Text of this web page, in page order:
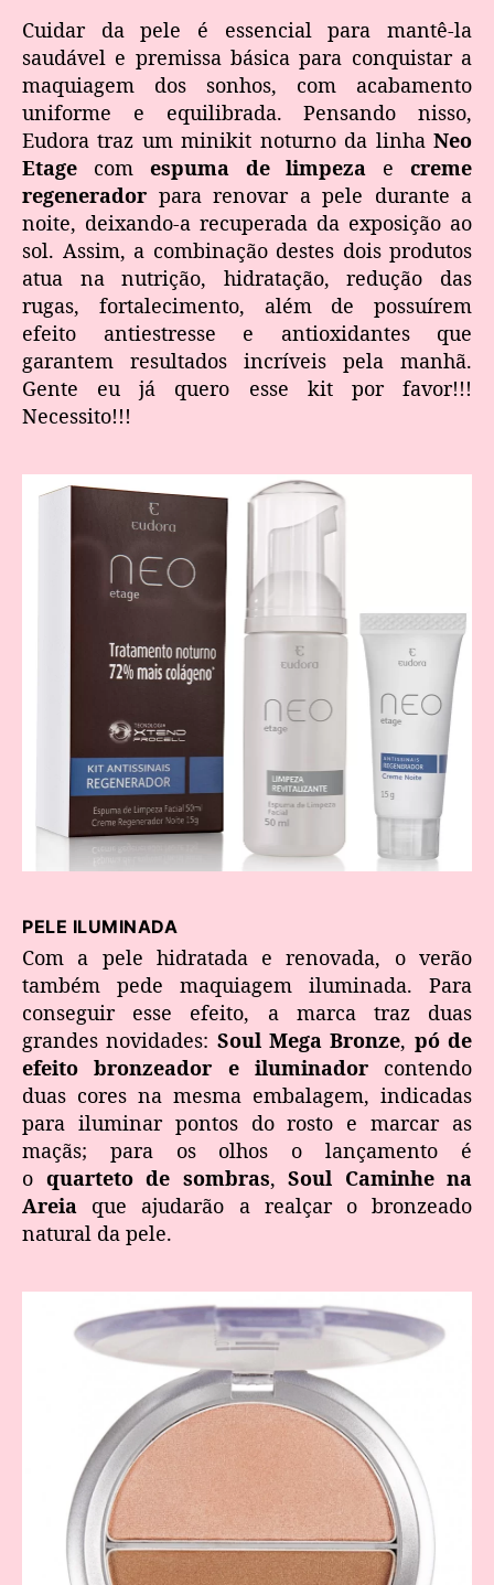
Cuidar da pele é essencial para mantê-la
saudável e premissa básica para conquistar a
maquiagem dos sonhos, com acabamento
uniforme e equilibrada. Pensando nisso,
Eudora traz um minikit noturno da linha Neo
Etage com espuma de limpeza ecreme
regenerador para renovar a pele durante a
noite, deixando-a recuperada da exposição ao
sol. Assim, a combinação destes dois produtos
atua na nutrição, hidratação, redução das
rugas, fortalecimento, além de possuírem
efeito antiestresse e antioxidantes que
garantem resultados incríveis pela manhã.
Gente eu já quero esse kit por favor!!!
Necessito!!!
PELE ILUMINADA
Com a pele hidratada e renovada, o verão
também pede maquiagem iluminada. Para
conseguir esse efeito, a marca traz duas
grandes novidades: Soul Mega Bronze, pó de
efeito bronzeador e iluminadorcontendo
duas cores na mesma embalagem, indicadas
para iluminar pontos do rosto e marcar as
maçãs; para os olhos o lançamento é
o quarteto de sombras, Soul Caminhe na
Areia que ajudarão a realçar o bronzeado
natural da pele.